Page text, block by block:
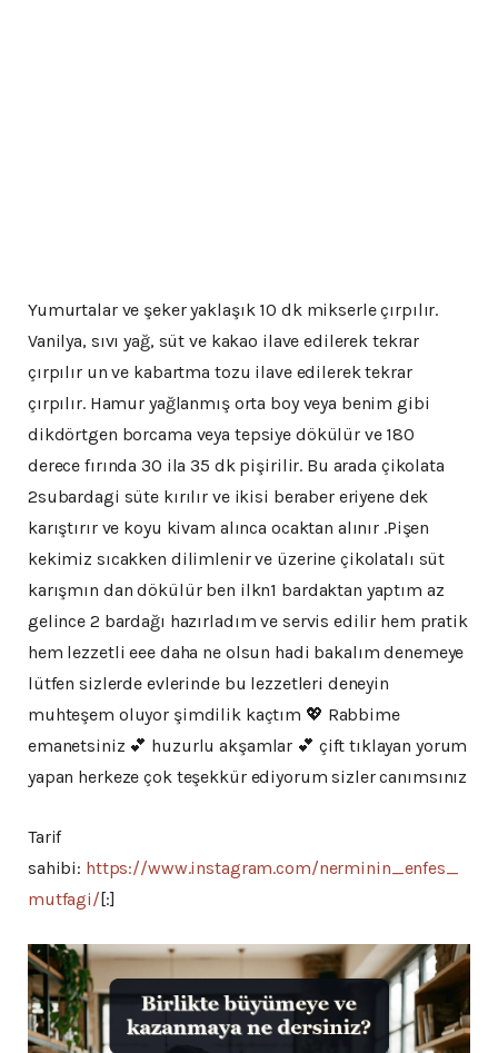
Yumurtalar ve şeker yaklaşık 10 dk mikserle çırpılır.
Vanilya, sıvı yağ, süt ve kakao ilave edilerek tekrar
çırpılır un ve kabartma tozu ilave edilerek tekrar
çırpılır. Hamur yağlanmış orta boy veya benim gibi
dikdörtgen borcama veya tepsiye dökülür ve 180
derece fırında 30 ila 35 dk pişirilir. Bu arada çikolata
2subardagi süte kırılır ve ikisi beraber eriyene dek
karıştırır ve koyu kivam alınca ocaktan alınır .Pişen
kekimiz sıcakken dilimlenir ve üzerine çikolatalı süt
karışmın dan dökülür ben ilkn1 bardaktan yaptım az
gelince 2 bardağı hazırladım ve servis edilir hem pratik
hem lezzetli eee daha ne olsun hadi bakalım denemeye
lütfen sizlerde evlerinde bu lezzetleri deneyin
muhteşem oluyor şimdilik kaçtım 💖 Rabbime
emanetsiniz 💕 huzurlu akşamlar 💕 çift tıklayan yorum
yapan herkeze çok teşekkür ediyorum sizler canımsınız
Tarif
sahibi: https://www.instagram.com/nerminin_enfes_
mutfagi/[:]